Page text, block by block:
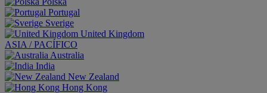
Portugal
Sverige
United Kingdom
ASIA / PACÍFICO
Australia
India
New Zealand
Hong Kong